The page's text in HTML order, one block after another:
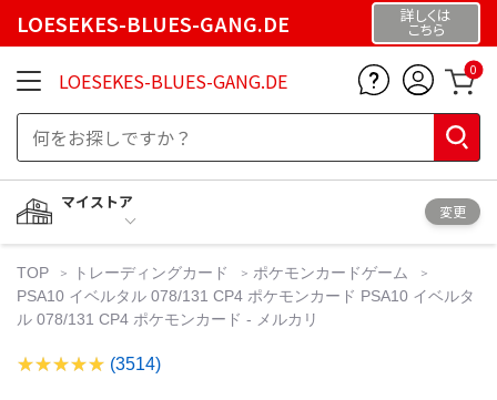
LOESEKES-BLUES-GANG.DE 詳しくは
こちら
LOESEKES-BLUES-GANG.DE 0
マイストア
変更
TOP トレーディングカード
ポケモンカードゲーム
PSA10 イベルタル 078/131 CP4 ポケモンカード PSA10 イベルタ
ル 078/131 CP4 ポケモンカード - メルカリ
(3514)